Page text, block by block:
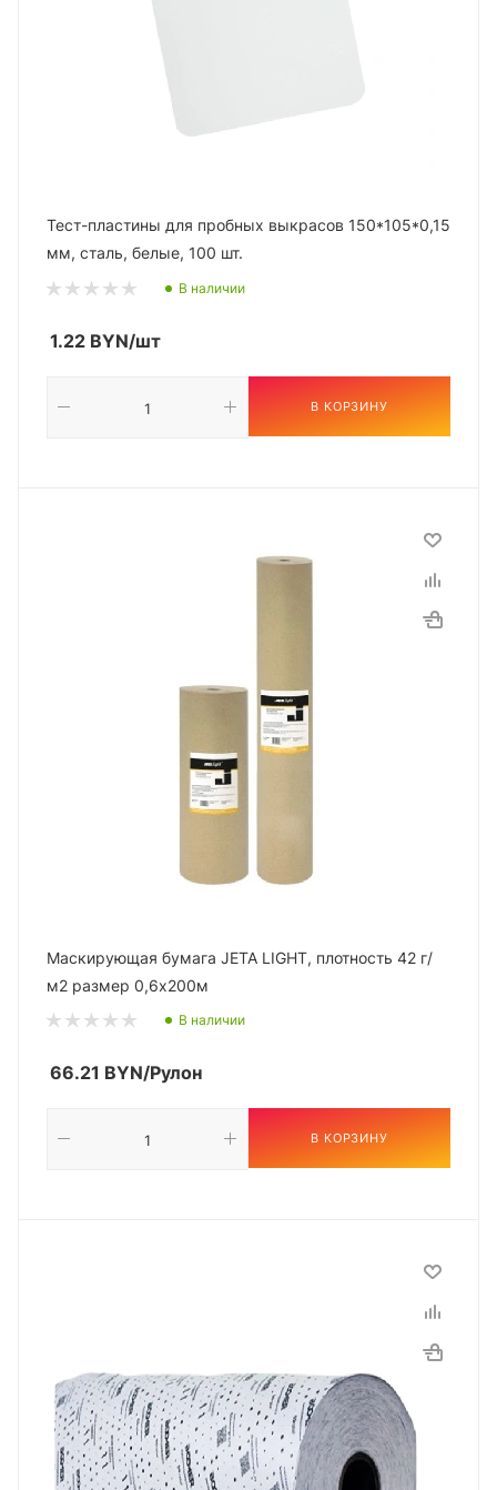
Тест-пластины для пробных выкрасов 150*105*0,15
мм, сталь, белые, 100 шт.
В наличии
1.22 BYN/шт
В КОРЗИНУ
Маскирующая бумага JETA LIGHT, плотность 42 г/
м2 размер 0,6х200м
В наличии
66.21 BYN/Рулон
В КОРЗИНУ